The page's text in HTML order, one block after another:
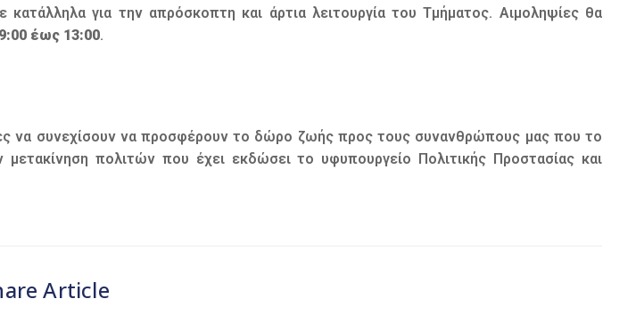
για την απρόσκοπτη και άρτια λειτουργία του Τμήματος. Αιμοληψίες θα
έως 13:00.
να συνεχίσουν να προσφέρουν το δώρο ζωής προς τους συνανθρώπους μας που το
πολιτών που έχει εκδώσει το υφυπουργείο Πολιτικής Προστασίας και
Article